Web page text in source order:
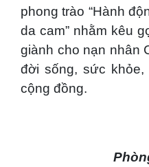
phong trào “Hành
da cam” nhằm kêu
giành cho nạn nhân
đời sống, sức
cộng đồng.